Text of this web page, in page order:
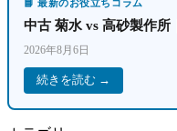
📘 最新のお役立ちコラム
中古 菊水 vs 高砂製作
2026年8月6日
続きを読む →